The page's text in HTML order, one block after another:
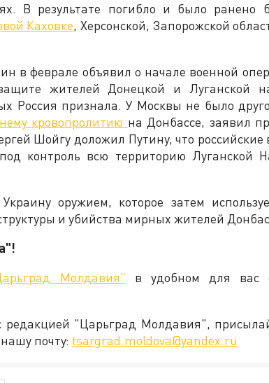
В результате погибло и было ранено
Каховке, Херсонской, Запорожской
в феврале объявил о начале военной
жителей Донецкой и Луганской
Россия признала. У Москвы не было
кровопролитию на Донбассе, заявил
Шойгу доложил Путину, что российские
контроль всю территорию Луганской
оружием, которое затем
и убийства мирных жителей
Молдавия" в удобном для вас
редакцией "Царьград Молдавия",
почту: tsargrad.moldova@yandex.ru